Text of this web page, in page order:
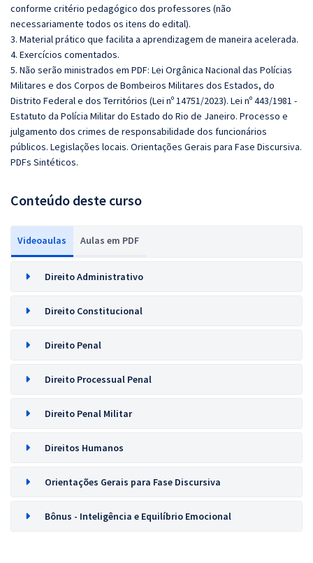
conforme critério pedagógico dos professores (não
necessariamente todos os itens do edital).
3. Material prático que facilita a aprendizagem de maneira acelerada.
4. Exercícios comentados.
5. Não serão ministrados em PDF: Lei Orgânica Nacional das Polícias
Militares e dos Corpos de Bombeiros Militares dos Estados, do
Distrito Federal e dos Territórios (Lei nº 14751/2023). Lei nº 443/1981 -
Estatuto da Polícia Militar do Estado do Rio de Janeiro. Processo e
julgamento dos crimes de responsabilidade dos funcionários
públicos. Legislações locais. Orientações Gerais para Fase Discursiva.
PDFs Sintéticos.
Conteúdo deste curso
Videoaulas Aulas em PDF
Direito Administrativo
Direito Constitucional
Direito Penal
Direito Processual Penal
Direito Penal Militar
Direitos Humanos
Orientações Gerais para Fase Discursiva
Bônus - Inteligência e Equilíbrio Emocional